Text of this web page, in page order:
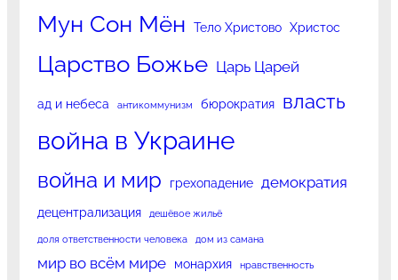
Мун Сон Мён Тело Христово Христос
Царство Божье Царь Царей
ад и небеса антикоммунизм бюрократия власть
война в Украине
война и мир грехопадение демократия
децентрализация дешёвое жильё
доля ответственности человека дом из самана
мир во всём мире монархия нравственность